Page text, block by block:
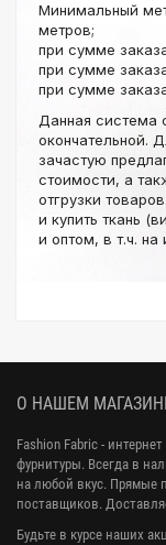
Минимальный
метров;
при сумме
при сумме
при сумме
Данная система
окончательной.
зачастую
стоимости, а
отгрузки
и купить ткань
и оптом, в т.ч. на
О НАШЕМ
Fashion Fabric -
фурнитуры. Всегда в
на любой вкус. Прямые
поставщиков.
Будьте в курсе наших